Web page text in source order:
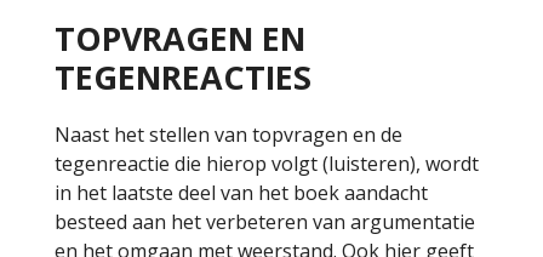
TOPVRAGEN EN
TEGENREACTIES
Naast het stellen van topvragen en de
tegenreactie die hierop volgt (luisteren), wordt
in het laatste deel van het boek aandacht
besteed aan het verbeteren van argumentatie
en het omgaan met weerstand. Ook hier geeft